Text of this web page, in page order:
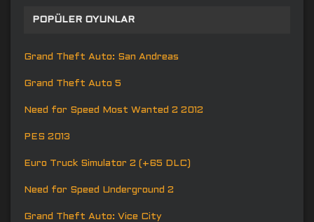
POPÜLER OYUNLAR
Grand Theft Auto: San Andreas
Grand Theft Auto 5
Need for Speed Most Wanted 2 2012
PES 2013
Euro Truck Simulator 2 (+65 DLC)
Need for Speed Underground 2
Grand Theft Auto: Vice City